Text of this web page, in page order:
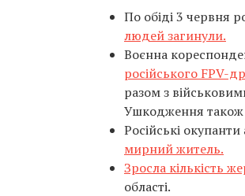
По обіді 3 червня
людей загинули.
Воєнна
російського FPV-
разом з
Ушкодження також
Російські
мирний житель.
Зросла кількість
області.